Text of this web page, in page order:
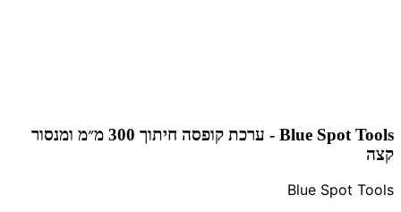
Blue Spot Tools - ערכת קופסה חיתוך 300 מ״מ ומנסור
קצה
Blue Spot Tools